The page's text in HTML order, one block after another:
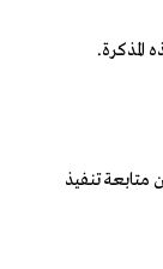
تنفيذ